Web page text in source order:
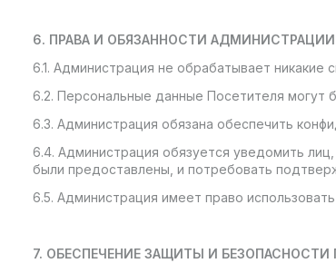
6. ПРАВА И ОБЯЗАННОСТИ
6.1. Администрация не обрабатывает никакие
6.2. Персональные данные Посетителя могут
6.3. Администрация обязана обеспечить
6.4. Администрация обязуется уведомить
были предоставлены, и потребовать
6.5. Администрация имеет право
7. ОБЕСПЕЧЕНИЕ ЗАЩИТЫ И